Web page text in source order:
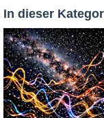
In dieser